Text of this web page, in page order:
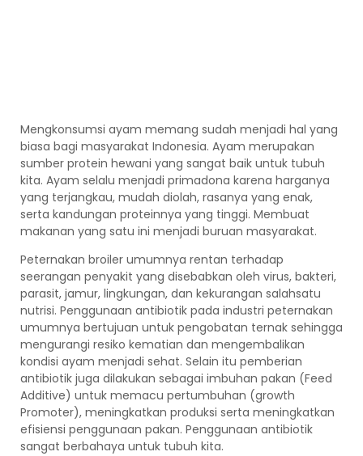
Mengkonsumsi ayam memang sudah menjadi hal yang
biasa bagi masyarakat Indonesia. Ayam merupakan
sumber protein hewani yang sangat baik untuk tubuh
kita. Ayam selalu menjadi primadona karena harganya
yang terjangkau, mudah diolah, rasanya yang enak,
serta kandungan proteinnya yang tinggi. Membuat
makanan yang satu ini menjadi buruan masyarakat.
Peternakan broiler umumnya rentan terhadap
seerangan penyakit yang disebabkan oleh virus, bakteri,
parasit, jamur, lingkungan, dan kekurangan salahsatu
nutrisi. Penggunaan antibiotik pada industri peternakan
umumnya bertujuan untuk pengobatan ternak sehingga
mengurangi resiko kematian dan mengembalikan
kondisi ayam menjadi sehat. Selain itu pemberian
antibiotik juga dilakukan sebagai imbuhan pakan (Feed
Additive) untuk memacu pertumbuhan (growth
Promoter), meningkatkan produksi serta meningkatkan
efisiensi penggunaan pakan. Penggunaan antibiotik
sangat berbahaya untuk tubuh kita.